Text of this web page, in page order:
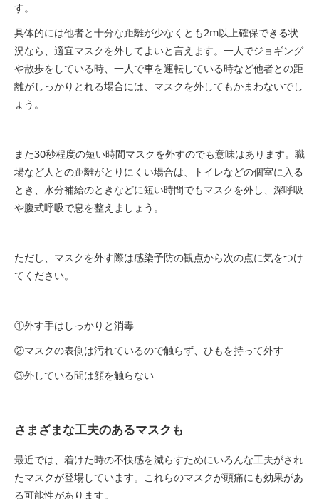
す。
具体的には他者と十分な距離が少なくとも2m以上確保できる状
況なら、適宜マスクを外してよいと言えます。一人でジョギング
や散歩をしている時、一人で車を運転している時など他者との距
離がしっかりとれる場合には、マスクを外してもかまわないでし
ょう。
また30秒程度の短い時間マスクを外すのでも意味はあります。職
場など人との距離がとりにくい場合は、トイレなどの個室に入る
とき、水分補給のときなどに短い時間でもマスクを外し、深呼吸
や腹式呼吸で息を整えましょう。
ただし、マスクを外す際は感染予防の観点から次の点に気をつけ
てください。
①外す手はしっかりと消毒
②マスクの表側は汚れているので触らず、ひもを持って外す
③外している間は顔を触らない
さまざまな工夫のあるマスクも
最近では、着けた時の不快感を減らすためにいろんな工夫がされ
たマスクが登場しています。これらのマスクが頭痛にも効果があ
る可能性があります。